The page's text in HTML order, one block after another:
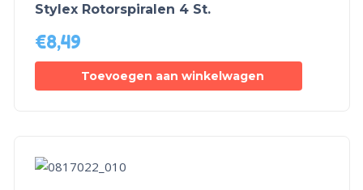
Stylex Rotorspiralen 4 St.
€8,49
Toevoegen aan winkelwagen